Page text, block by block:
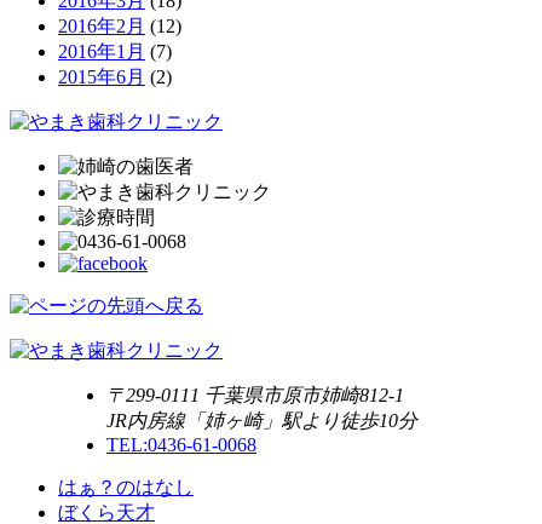
2016年2月 (12)
2016年1月 (7)
2015年6月 (2)
〒299-0111 千葉県市原市姉崎812-1
JR内房線「姉ヶ崎」駅より徒歩10分
TEL:0436-61-0068
はぁ？のはなし
ぼくら天才